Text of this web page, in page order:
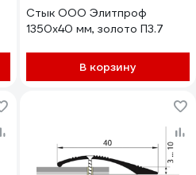
Стык ООО Элитпроф
1350x40 мм, золото П3.7
В корзину